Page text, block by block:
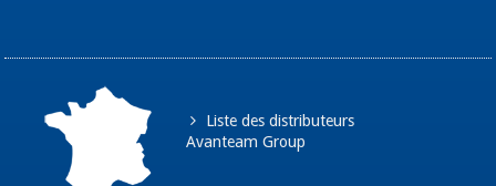
Liste des distributeurs
Avanteam Group